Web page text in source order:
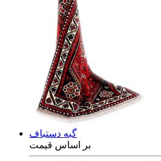
گبه دستباف
بر اساس قیمت